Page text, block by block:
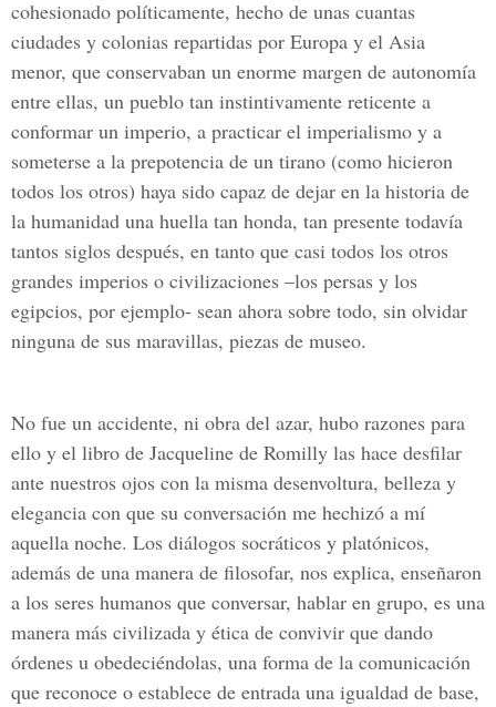
cohesionado políticamente, hecho de unas cuantas
ciudades y colonias repartidas por Europa y el Asia
menor, que conservaban un enorme margen de autonomía
entre ellas, un pueblo tan instintivamente reticente a
conformar un imperio, a practicar el imperialismo y a
someterse a la prepotencia de un tirano (como hicieron
todos los otros) haya sido capaz de dejar en la historia de
la humanidad una huella tan honda, tan presente todavía
tantos siglos después, en tanto que casi todos los otros
grandes imperios o civilizaciones –los persas y los
egipcios, por ejemplo- sean ahora sobre todo, sin olvidar
ninguna de sus maravillas, piezas de museo.
No fue un accidente, ni obra del azar, hubo razones para
ello y el libro de Jacqueline de Romilly las hace desfilar
ante nuestros ojos con la misma desenvoltura, belleza y
elegancia con que su conversación me hechizó a mí
aquella noche. Los diálogos socráticos y platónicos,
además de una manera de filosofar, nos explica, enseñaron
a los seres humanos que conversar, hablar en grupo, es una
manera más civilizada y ética de convivir que dando
órdenes u obedeciéndolas, una forma de la comunicación
que reconoce o establece de entrada una igualdad de base,